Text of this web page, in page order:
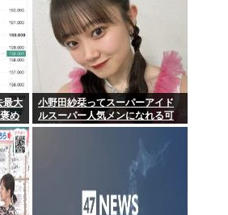
最大
め
小野田紗栞ってスーパーアイド
ルスーパー人気メンになれる可
能性あったよな？